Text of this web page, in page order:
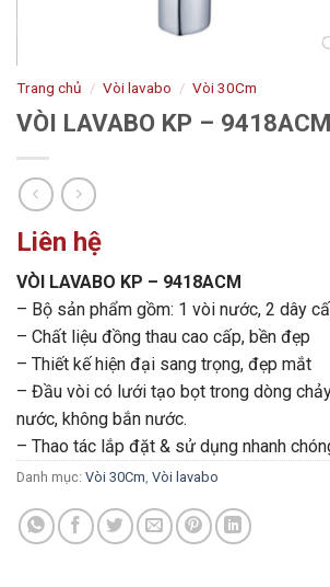
Trang chủ / Vòi lavabo / Vòi 30Cm
VÒI LAVABO KP – 9418ACM
Liên hệ
VÒI LAVABO KP – 9418ACM
– Bộ sản phẩm gồm: 1 vòi nước, 2 dây
– Chất liệu đồng thau cao cấp, bền đẹp
– Thiết kế hiện đại sang trọng, đẹp mắt
– Đầu vòi có lưới tạo bọt trong dòng
nước, không bắn nước.
– Thao tác lắp đặt & sử dụng nhanh
Danh mục: Vòi 30Cm, Vòi lavabo